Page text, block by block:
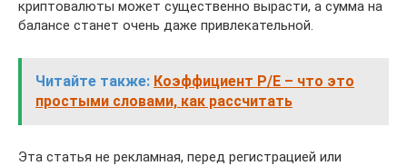
криптовалюты может существенно вырасти, а сумма на
балансе станет очень даже привлекательной.
Читайте также: Коэффициент P/E – что это
простыми словами, как рассчитать
Эта статья не рекламная, перед регистрацией или